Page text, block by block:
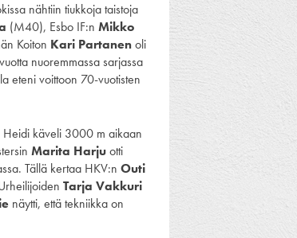
nähtiin tiukkoja taistoja
(M40), Esbo IF:n Mikko
Koiton Kari Partanenoli
nuoremmassa sarjassa
eteni voittoon 70-vuotisten
Heidi käveli 3000 m aikaan
Marita Harjuotti
Tällä kertaa HKV:n Outi
Tarja Vakkuri
näytti, että tekniikka on